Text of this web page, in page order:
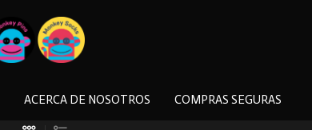
ACERCA DE NOSOTROS COMPRAS SEGURAS